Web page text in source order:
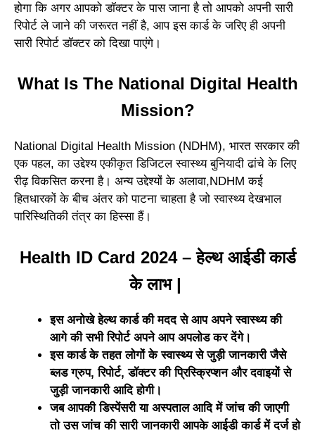
होगा कि अगर आपको डॉक्टर के पास जाना है तो आपको अपनी सारी
रिपोर्ट ले जाने की जरूरत नहीं है, आप इस कार्ड के जरिए ही अपनी
सारी रिपोर्ट डॉक्टर को दिखा पाएंगे।
What Is The National Digital Health
Mission?
National Digital Health Mission (NDHM), भारत सरकार की
एक पहल, का उद्देश्य एकीकृत डिजिटल स्वास्थ्य बुनियादी ढांचे के लिए
रीढ़ विकसित करना है। अन्य उद्देश्यों के अलावा,NDHM कई
हितधारकों के बीच अंतर को पाटना चाहता है जो स्वास्थ्य देखभाल
पारिस्थितिकी तंत्र का हिस्सा हैं।
Health ID Card 2024 – हेल्थ आईडी कार्ड
के लाभ |
इस अनोखे हेल्थ कार्ड की मदद से आप अपने स्वास्थ्य की
आगे की सभी रिपोर्ट अपने आप अपलोड कर देंगे।
इस कार्ड के तहत लोगों के स्वास्थ्य से जुड़ी जानकारी जैसे
ब्लड ग्रुप, रिपोर्ट, डॉक्टर की प्रिस्क्रिप्शन और दवाइयों से
जुड़ी जानकारी आदि होगी।
जब आपकी डिस्पेंसरी या अस्पताल आदि में जांच की जाएगी
तो उस जांच की सारी जानकारी आपके आईडी कार्ड में दर्ज हो